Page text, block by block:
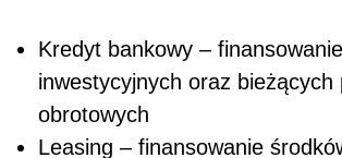
Kredyt bankowy –
inwestycyjnych oraz bieżących
obrotowych
Leasing – finansowanie